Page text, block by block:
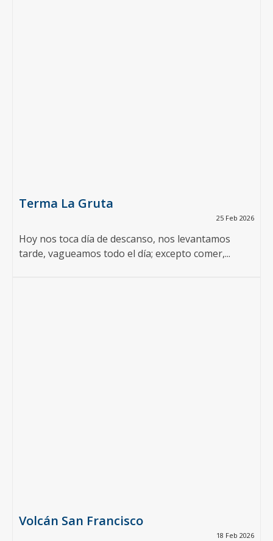
Terma La Gruta
25 Feb 2026
Hoy nos toca día de descanso, nos levantamos
tarde, vagueamos todo el día; excepto comer,...
Volcán San Francisco
18 Feb 2026